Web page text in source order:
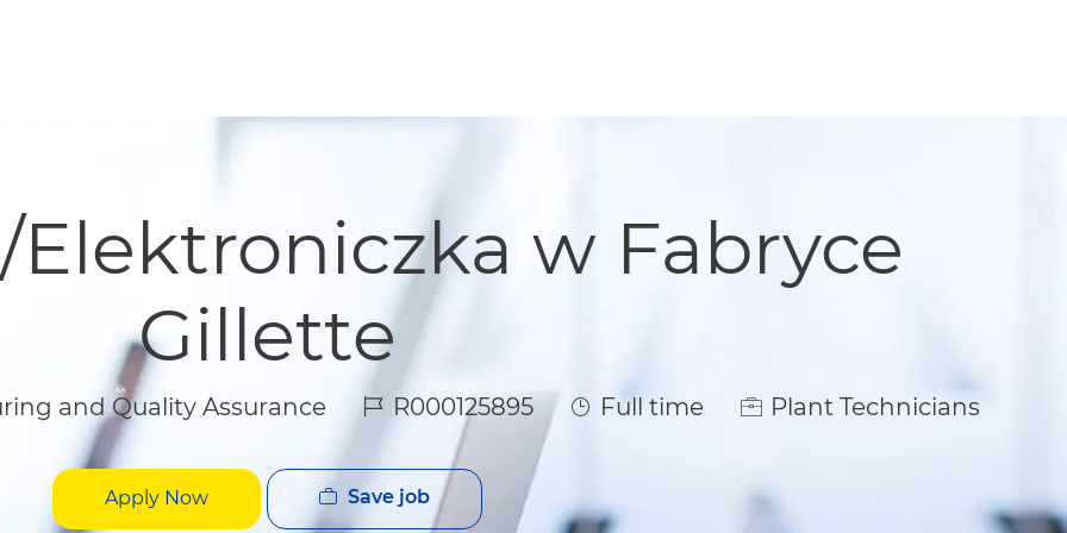
w Fabryce
Gillette
and Quality Assurance Job Id
R000125895 Job Type
Full time Plant Technicians
Apply Now Save job